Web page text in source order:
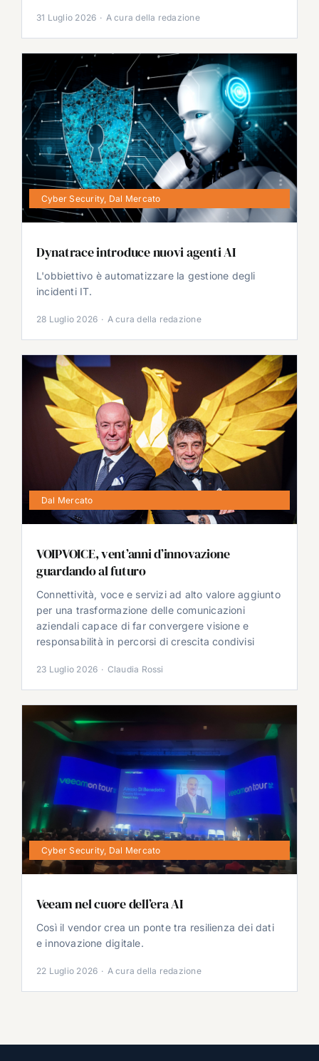
31 Luglio 2026 · A cura della redazione
Cyber Security, Dal Mercato
Dynatrace introduce nuovi agenti AI
L'obbiettivo è automatizzare la gestione degli
incidenti IT.
28 Luglio 2026 · A cura della redazione
Dal Mercato
VOIPVOICE, vent’anni d’innovazione
guardando al futuro
Connettività, voce e servizi ad alto valore aggiunto
per una trasformazione delle comunicazioni
aziendali capace di far convergere visione e
responsabilità in percorsi di crescita condivisi
23 Luglio 2026 · Claudia Rossi
Cyber Security, Dal Mercato
Veeam nel cuore dell’era AI
Così il vendor crea un ponte tra resilienza dei dati
e innovazione digitale.
22 Luglio 2026 · A cura della redazione